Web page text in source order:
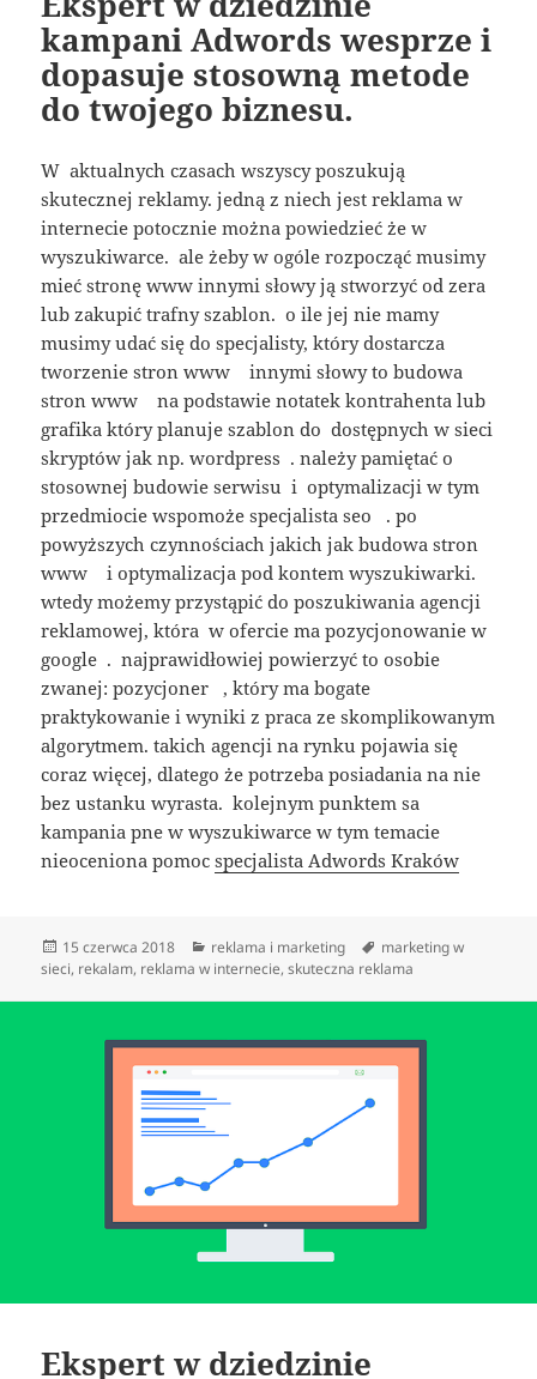
kampani Adwords wesprze i
dopasuje stosowną metode
do twojego biznesu.
W aktualnych czasach wszyscy poszukują
skutecznej reklamy. jedną z niech jest reklama w
internecie potocznie można powiedzieć że w
wyszukiwarce. ale żeby w ogóle rozpocząć musimy
mieć stronę www innymi słowy ją stworzyć od zera
lub zakupić trafny szablon. o ile jej nie mamy
musimy udać się do specjalisty, który dostarcza
tworzenie stron www innymi słowy to budowa
stron www na podstawie notatek kontrahenta lub
grafika który planuje szablon do dostępnych w sieci
skryptów jak np. wordpress . należy pamiętać o
stosownej budowie serwisu i optymalizacji w tym
przedmiocie wspomoże specjalista seo . po
powyższych czynnościach jakich jak budowa stron
www i optymalizacja pod kontem wyszukiwarki.
wtedy możemy przystąpić do poszukiwania agencji
reklamowej, która w ofercie ma pozycjonowanie w
google . najprawidłowiej powierzyć to osobie
zwanej: pozycjoner , który ma bogate
praktykowanie i wyniki z praca ze skomplikowanym
algorytmem. takich agencji na rynku pojawia się
coraz więcej, dlatego że potrzeba posiadania na nie
bez ustanku wyrasta. kolejnym punktem sa
kampania pne w wyszukiwarce w tym temacie
nieoceniona pomocspecjalista Adwords Kraków
Data
publikacji
15 czerwca 2018 Kategorie
reklama i marketing Tagi
marketing w
sieci, rekalam, reklama w internecie,skuteczna reklama
Ekspert w dziedzinie